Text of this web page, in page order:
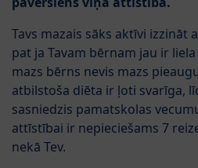
Tavs mazais sāks aktīvi izzināt
pat ja Tavam bērnam jau ir
mazs bērns nevis mazs
atbilstoša diēta ir ļoti svarīga,
sasniedzis pamatskolas
attīstībai ir nepieciešams 7
nekā Tev.